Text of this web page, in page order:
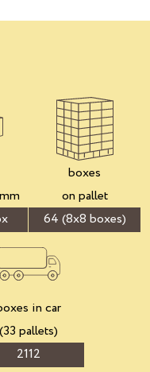
boxes
on pallet
64 (8x8 boxes)
in car
(33 pallets)
2112